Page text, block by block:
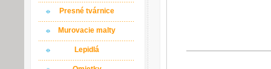
Presné tvárnice
Murovacie malty
Lepidlá